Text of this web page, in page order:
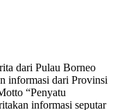
dari Pulau Borneo
informasi dari Provinsi
“Penyatu
informasi seputar